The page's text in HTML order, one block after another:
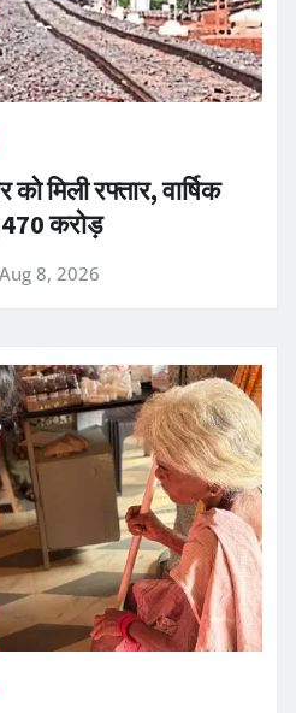
मिली रफ्तार, वार्षिक
करोड़
Aug 8, 2026